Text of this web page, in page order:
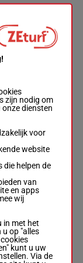
zijn nodig om
diensten
voor
website
die helpen de
van
en apps
wij
in met het
op "alles
kunt u uw
Via de